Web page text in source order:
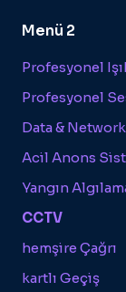
Menü 2
Profesyonel
Profesyonel
Data &
Acil Anons
Yangın
CCTV
hemşire Çağrı
kartlı Geçiş